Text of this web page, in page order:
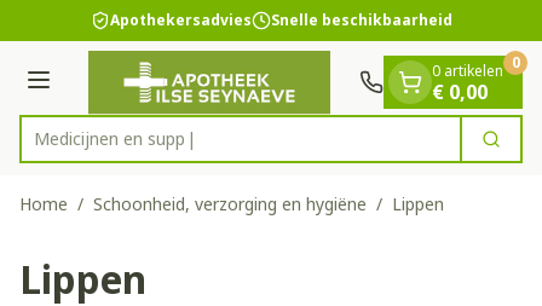
Ga naar de inhoud
1 van 1 Apothekersadvies Snelle beschikbaarheid
Menu
Product, merk, categorie... Zoek
0 artikelen
€ 0,00
0
Home / Schoonheid, verzorging en hygiëne / Lippen
Lippen